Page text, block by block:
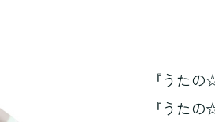
『うた
『うた